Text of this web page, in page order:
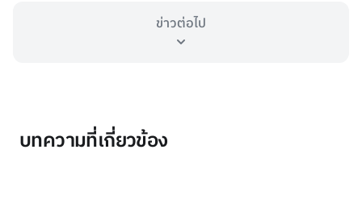
ข่าวต่อไป
บทความที่เกี่ยวข้อง